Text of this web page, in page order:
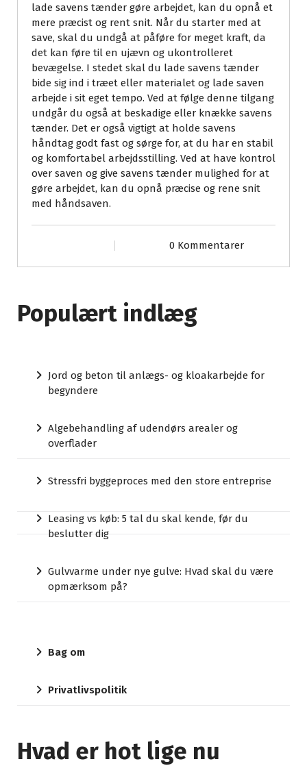
lade savens tænder gøre arbejdet, kan du opnå et
mere præcist og rent snit. Når du starter med at
save, skal du undgå at påføre for meget kraft, da
det kan føre til en ujævn og ukontrolleret
bevægelse. I stedet skal du lade savens tænder
bide sig ind i træet eller materialet og lade saven
arbejde i sit eget tempo. Ved at følge denne tilgang
undgår du også at beskadige eller knække savens
tænder. Det er også vigtigt at holde savens
håndtag godt fast og sørge for, at du har en stabil
og komfortabel arbejdsstilling. Ved at have kontrol
over saven og give savens tænder mulighed for at
gøre arbejdet, kan du opnå præcise og rene snit
med håndsaven.
0 Kommentarer
Populært indlæg
Jord og beton til anlægs- og kloakarbejde for
begyndere
Algebehandling af udendørs arealer og
overflader
Stressfri byggeproces med den store entreprise
Leasing vs køb: 5 tal du skal kende, før du
beslutter dig
Gulvvarme under nye gulve: Hvad skal du være
opmærksom på?
Bag om
Privatlivspolitik
Hvad er hot lige nu